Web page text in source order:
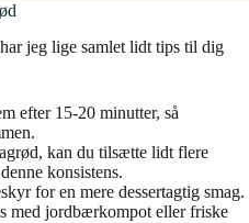
jeg lige samlet lidt tips til dig
efter 15-20 minutter, så
kan du tilsætte lidt flere
konsistens.
for en mere dessertagtig smag.
med jordbærkompot eller friske